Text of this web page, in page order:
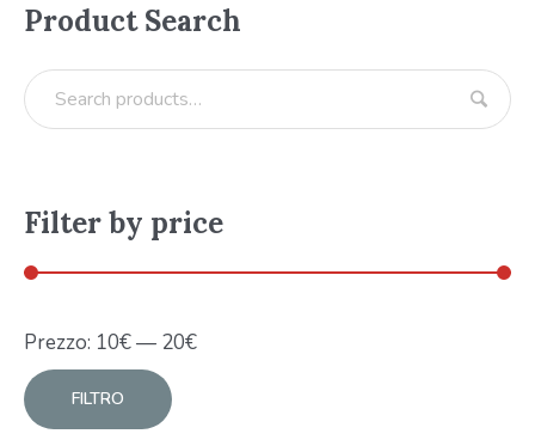
Product Search
Filter by price
FILTRO
Prezzo: 10€— 20€